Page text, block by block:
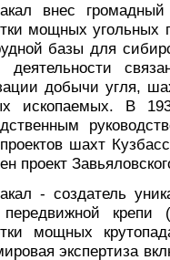
внес
мощных угольных
базы для
деятельности
добычи угля,
ископаемых. В
шахт
проект
- создатель
передвижной
мощных
экспертиза